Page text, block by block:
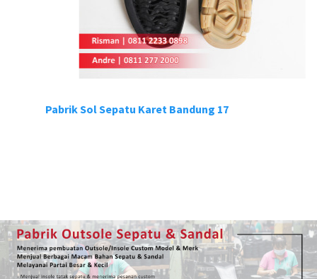
Pabrik Sol Sepatu Karet Bandung 17